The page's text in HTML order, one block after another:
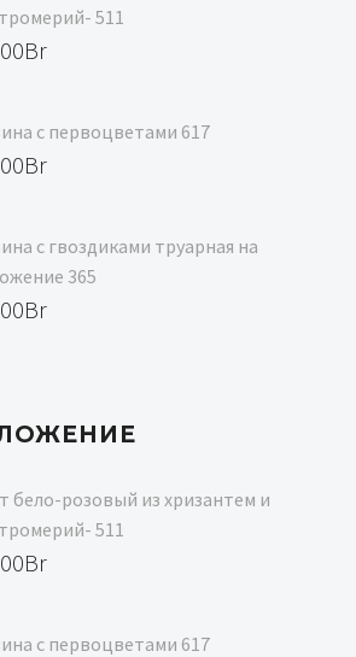
511
Br
с первоцветами 617
Br
с гвоздиками труарная на
365
Br
бело-розовый из хризантем и
511
Br
с первоцветами 617